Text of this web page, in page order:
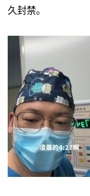
久封禁。